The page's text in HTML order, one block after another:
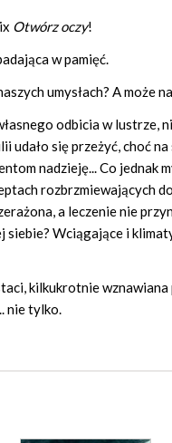
Otwórz oczy!
w pamięć.
umysłach? A może
odbicia w lustrze,
udało się przeżyć, choć
nadzieję... Co jednak
rozbrzmiewających
a leczenie nie
siebie? Wciągające i
kilkukrotnie
nie tylko.